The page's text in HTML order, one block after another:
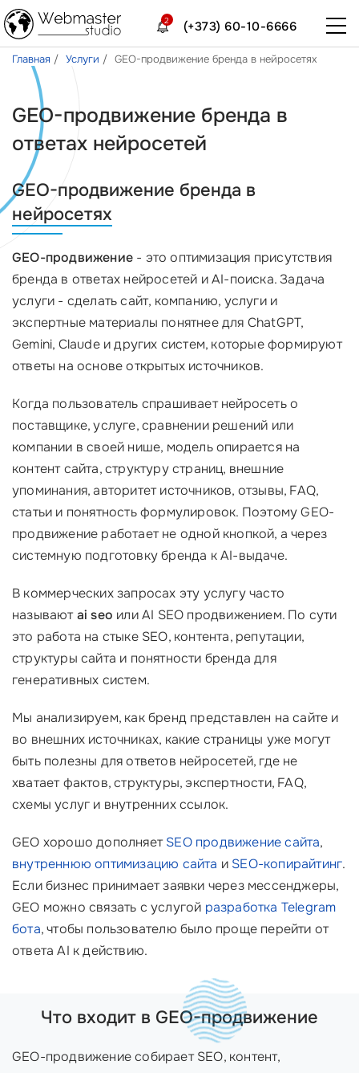
(+373) 60-10-6666
2
Главная Услуги GEO-продвижение бренда в нейросетях
GEO-продвижение бренда в
ответах нейросетей
GEO-продвижение бренда в
нейросетях
GEO-продвижение - это оптимизация присутствия
бренда в ответах нейросетей и AI-поиска. Задача
услуги - сделать сайт, компанию, услуги и
экспертные материалы понятнее для ChatGPT,
Gemini, Claude и других систем, которые формируют
ответы на основе открытых источников.
Когда пользователь спрашивает нейросеть о
поставщике, услуге, сравнении решений или
компании в своей нише, модель опирается на
контент сайта, структуру страниц, внешние
упоминания, авторитет источников, отзывы, FAQ,
статьи и понятность формулировок. Поэтому GEO-
продвижение работает не одной кнопкой, а через
системную подготовку бренда к AI-выдаче.
В коммерческих запросах эту услугу часто
называютai seo или AI SEO продвижением. По сути
это работа на стыке SEO, контента, репутации,
структуры сайта и понятности бренда для
генеративных систем.
Мы анализируем, как бренд представлен на сайте и
во внешних источниках, какие страницы уже могут
быть полезны для ответов нейросетей, где не
хватает фактов, структуры, экспертности, FAQ,
схемы услуг и внутренних ссылок.
GEO хорошо дополняетSEO продвижение сайта,
внутреннюю оптимизацию сайта и SEO-копирайтинг.
Если бизнес принимает заявки через мессенджеры,
GEO можно связать с услугой разработка Telegram
бота, чтобы пользователю было проще перейти от
ответа AI к действию.
Что входит в GEO-продвижение
GEO-продвижение собирает SEO, контент,